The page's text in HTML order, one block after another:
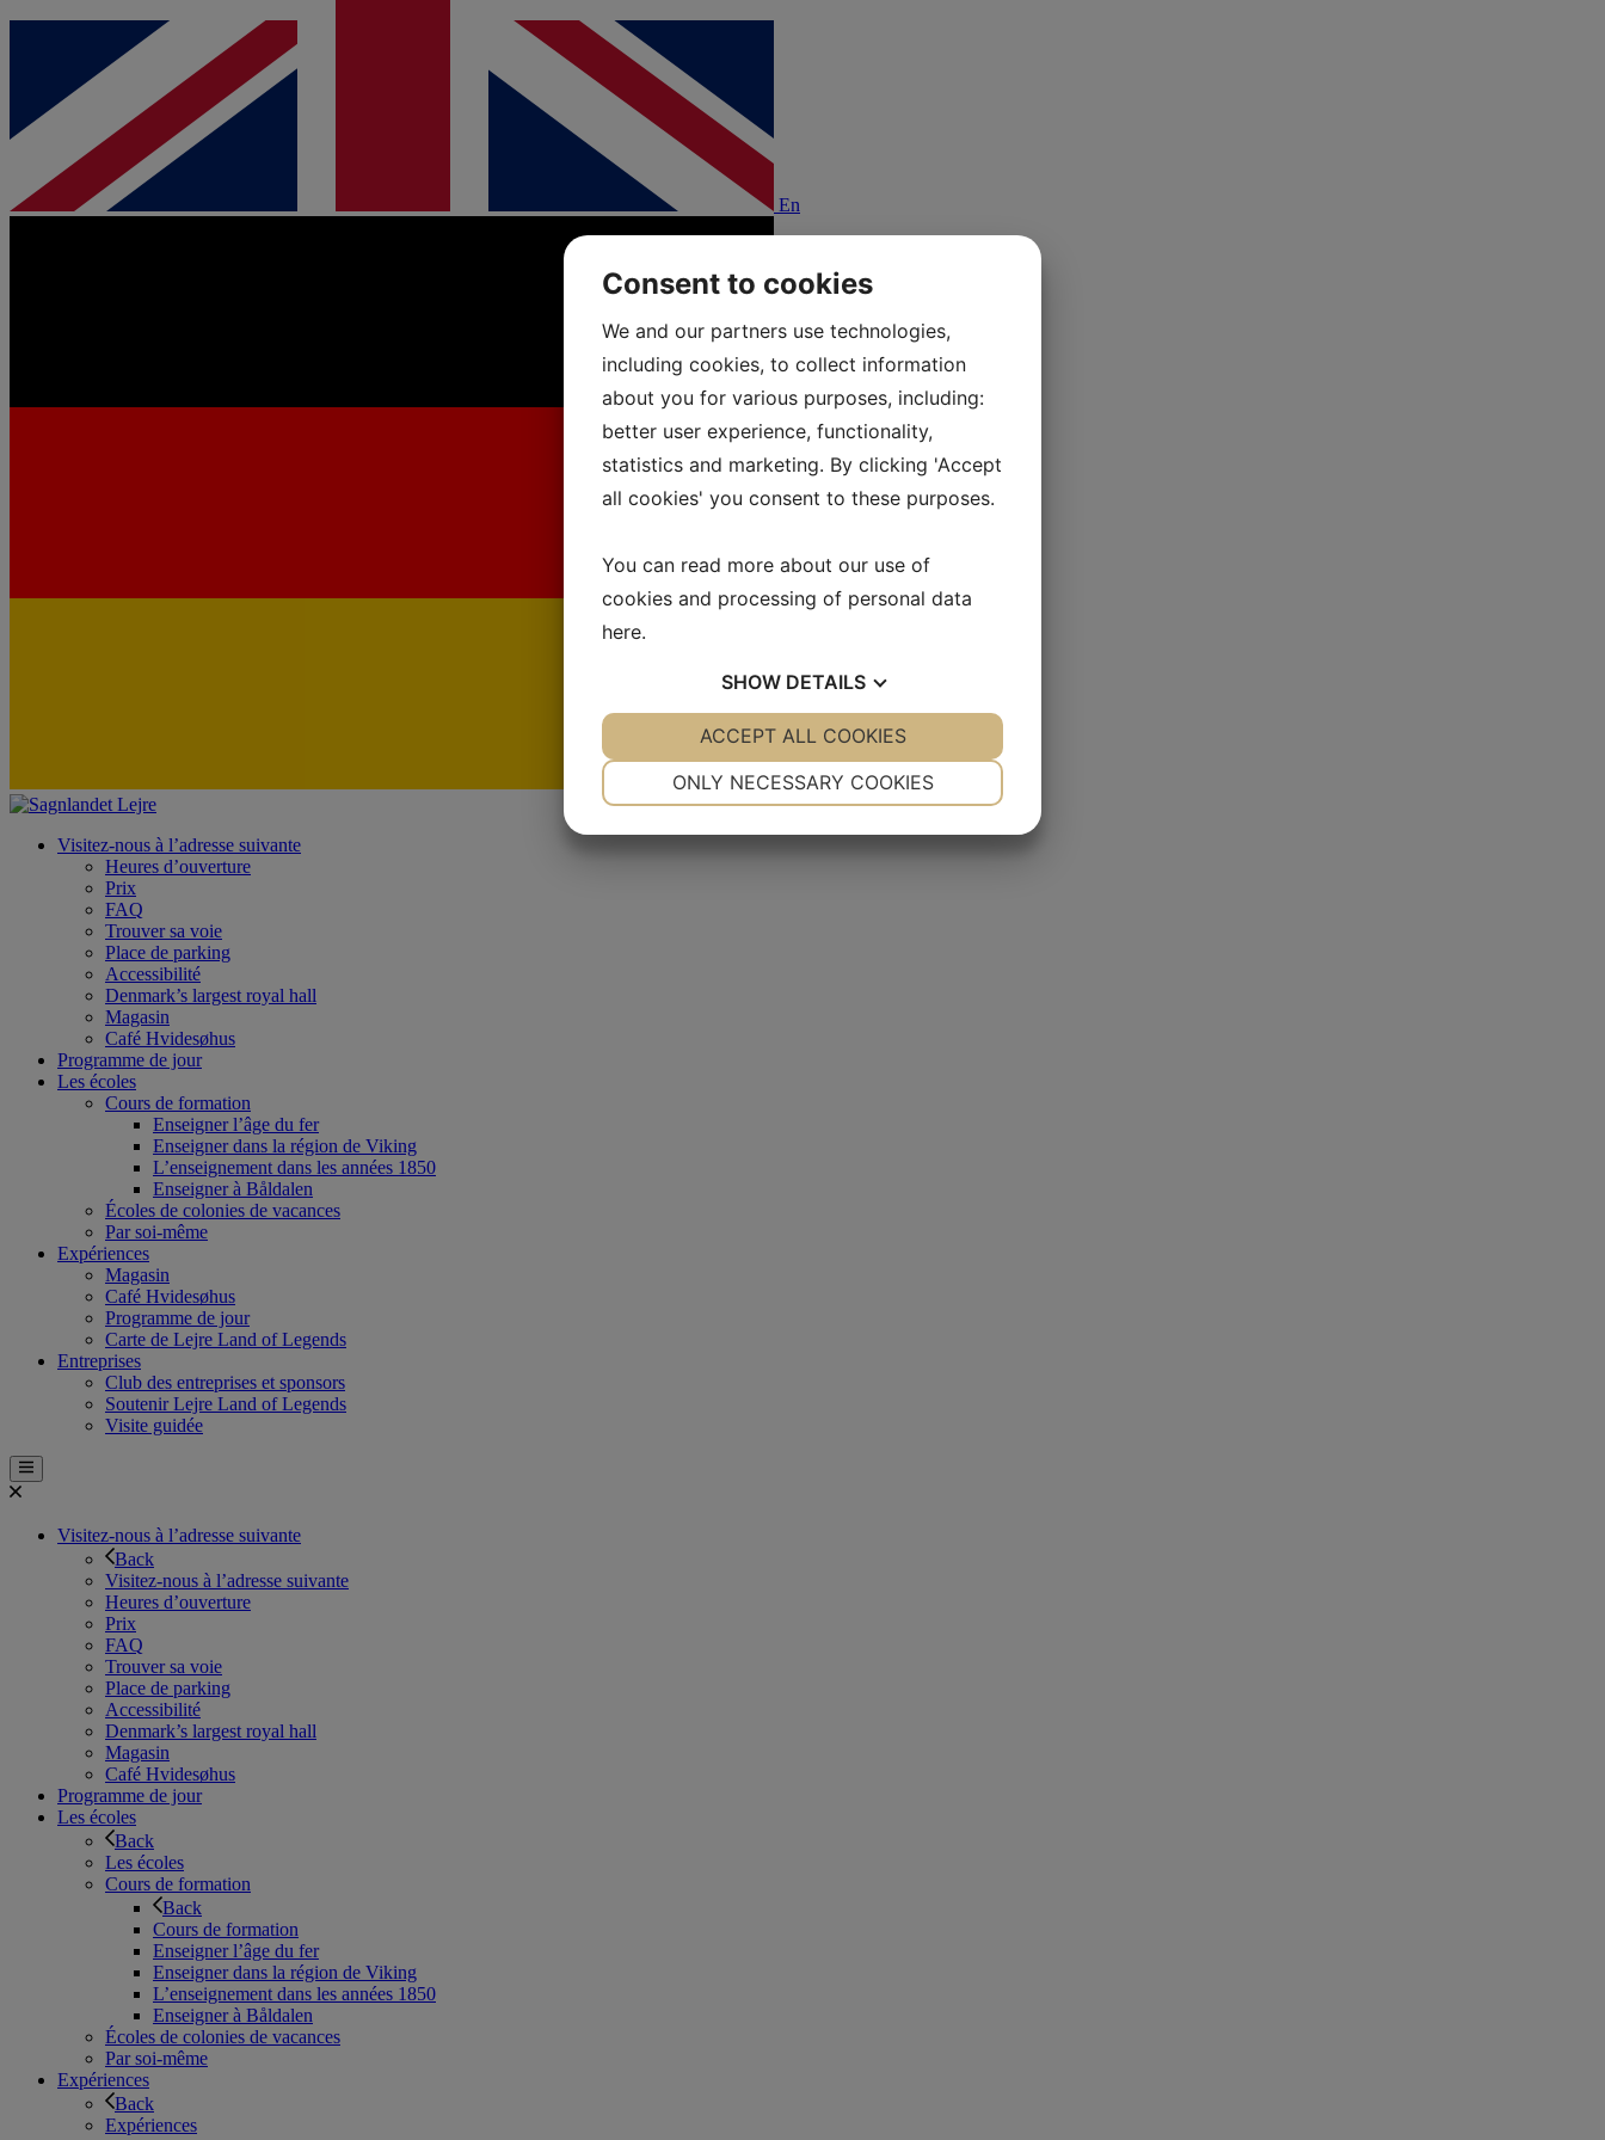
En
De
Visitez-nous à l’adresse suivante
Heures d’ouverture
Prix
FAQ
Trouver sa voie
Place de parking
Accessibilité
Denmark’s largest royal hall
Magasin
Café Hvidesøhus
Programme de jour
Les écoles
Cours de formation
Enseigner l’âge du fer
Enseigner dans la région de Viking
L’enseignement dans les années 1850
Enseigner à Båldalen
Écoles de colonies de vacances
Par soi-même
Expériences
Magasin
Café Hvidesøhus
Programme de jour
Carte de Lejre Land of Legends
Entreprises
Club des entreprises et sponsors
Soutenir Lejre Land of Legends
Visite guidée
Visitez-nous à l’adresse suivante
Back
Visitez-nous à l’adresse suivante
Heures d’ouverture
Prix
FAQ
Trouver sa voie
Place de parking
Accessibilité
Denmark’s largest royal hall
Magasin
Café Hvidesøhus
Programme de jour
Les écoles
Back
Les écoles
Cours de formation
Back
Cours de formation
Enseigner l’âge du fer
Enseigner dans la région de Viking
L’enseignement dans les années 1850
Enseigner à Båldalen
Écoles de colonies de vacances
Par soi-même
Expériences
Back
Expériences
Consent to cookies
We and our partners use technologies,
including cookies, to collect information
about you for various purposes, including:
better user experience, functionality,
statistics and marketing. By clicking 'Accept
all cookies' you consent to these purposes.
You can read more about our use of
cookies and processing of personal data
here.
SHOW DETAILS
YES NO YES NO
ONLY NECESSARY COOKIES
ACCEPT ALL COOKIES